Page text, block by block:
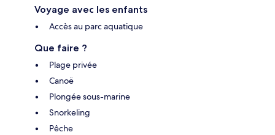
Voyage avec les enfants
Accès au parc aquatique
Que faire ?
Plage privée
Canoë
Plongée sous-marine
Snorkeling
Pêche